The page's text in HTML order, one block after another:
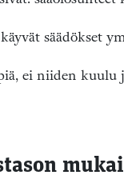
säädökset
ei niiden